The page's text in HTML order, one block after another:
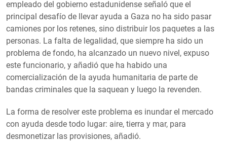
empleado del gobierno estadunidense señaló que el
principal desafío de llevar ayuda a Gaza no ha sido pasar
camiones por los retenes, sino distribuir los paquetes a las
personas. La falta de legalidad, que siempre ha sido un
problema de fondo, ha alcanzado un nuevo nivel, expuso
este funcionario, y añadió que ha habido una
comercialización de la ayuda humanitaria de parte de
bandas criminales que la saquean y luego la revenden.
La forma de resolver este problema es inundar el mercado
con ayuda desde todo lugar: aire, tierra y mar, para
desmonetizar las provisiones, añadió.